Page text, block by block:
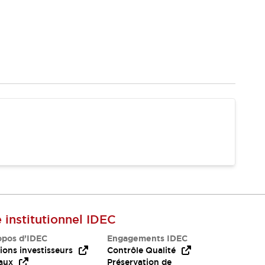
institutionnel IDEC
d’IDEC
investisseurs
Engagements IDEC
Contrôle Qualité
Préservation de